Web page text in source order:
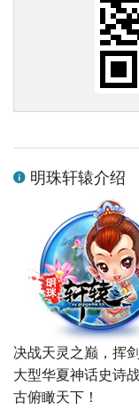
明珠轩辕介绍
决战天灵之巅，挥
大型华夏神话史诗
古俯瞰天下！